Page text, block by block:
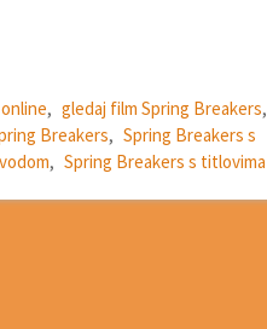
, gledaj film Spring Breakers,
Breakers, Spring Breakers s
, Spring Breakers s titlovima